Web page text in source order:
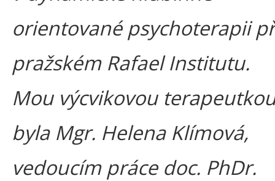
orientované psychoterapii
pražském Rafael Institutu.
Mou výcvikovou
byla Mgr. Helena Klímová,
vedoucím práce doc. PhDr.